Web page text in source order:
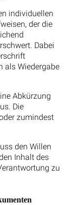
individuellen
der die
Dabei
als Wiedergabe
Abkürzung
Die
zumindest
den Willen
Inhalt des
zu